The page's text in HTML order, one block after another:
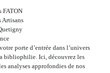
FATON
Artisans
porte d’entrée dans l’univers
bibliophilie. Ici, découvrez les
analyses approfondies de nos